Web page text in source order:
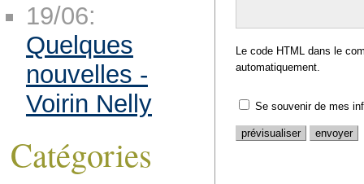
Le code HTML dans le
automatiquement.
Se souvenir de mes
19/06:
Quelques
nouvelles -
Voirin Nelly
Catégories